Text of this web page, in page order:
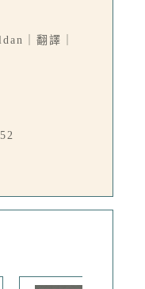
｜翻譯｜